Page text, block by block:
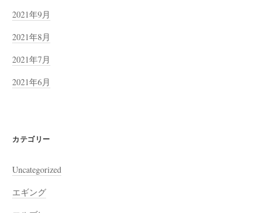
2021年9月
2021年8月
2021年7月
2021年6月
カテゴリー
Uncategorized
エギング